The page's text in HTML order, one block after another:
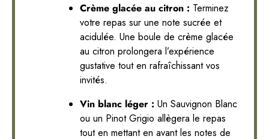
Crème glacée au citron : Terminez
votre repas sur une note sucrée et
acidulée. Une boule de crème glacée
au citron prolongera l’expérience
gustative tout en rafraîchissant vos
invités.
Vin blanc léger : Un Sauvignon Blanc
ou un Pinot Grigio allègera le repas
tout en mettant en avant les notes de